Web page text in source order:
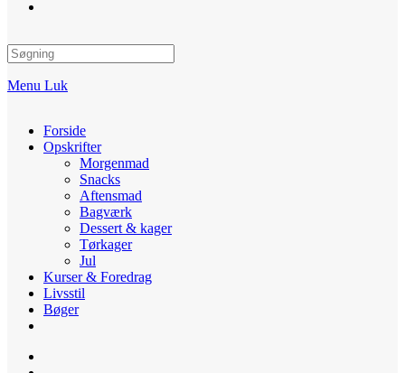
website
search
Menu Luk
Forside
Opskrifter
Morgenmad
Snacks
Aftensmad
Bagværk
Dessert & kager
Tørkager
Jul
Kurser & Foredrag
Livsstil
Bøger